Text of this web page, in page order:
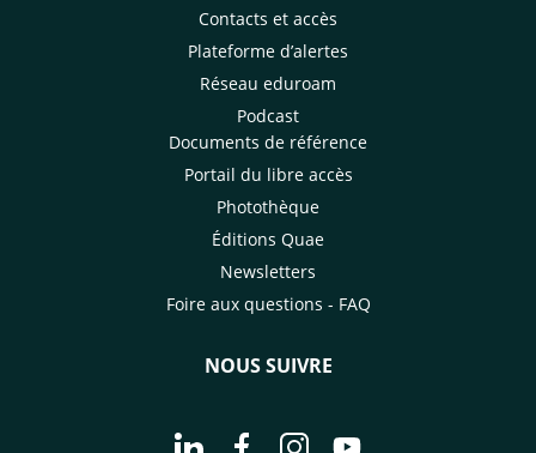
Contacts et accès
Plateforme d’alertes
Réseau eduroam
Podcast
Documents de référence
Portail du libre accès
Photothèque
Éditions Quae
Newsletters
Foire aux questions - FAQ
NOUS SUIVRE
Aller à la page Nous suivre sur
Aller à la page Nous suivre sur
Aller à la page Nous
Aller à la page